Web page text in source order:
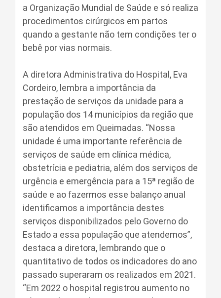
a Organização Mundial de Saúde e só realiza
procedimentos cirúrgicos em partos
quando a gestante não tem condições ter o
bebê por vias normais.
A diretora Administrativa do Hospital, Eva
Cordeiro, lembra a importância da
prestação de serviços da unidade para a
população dos 14 municípios da região que
são atendidos em Queimadas. “Nossa
unidade é uma importante referência de
serviços de saúde em clínica médica,
obstetrícia e pediatria, além dos serviços de
urgência e emergência para a 15ª região de
saúde e ao fazermos esse balanço anual
identificamos a importância destes
serviços disponibilizados pelo Governo do
Estado a essa população que atendemos”,
destaca a diretora, lembrando que o
quantitativo de todos os indicadores do ano
passado superaram os realizados em 2021.
“Em 2022 o hospital registrou aumento no